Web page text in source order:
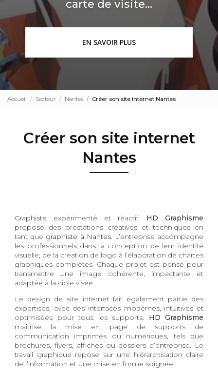
carte de visite...
EN SAVOIR PLUS
Accueil Secteur Nantes Créer son site internet Nantes
Créer son site internet
Nantes
Graphiste expérimenté et réactif, HD Graphisme
propose des prestations créatives et techniques en
tant que graphiste à Nantes. L’entreprise accompagne
les professionnels dans la conception de leur identité
visuelle, de la création de logo à l’élaboration de chartes
graphiques complètes. Chaque projet est pensé pour
transmettre une image cohérente, impactante et
adaptée à la cible visée.
Le design de site internet fait également partie des
expertises, avec des interfaces modernes, intuitives et
optimisées pour tous les supports. HD Graphisme
maîtrise la mise en page de supports de
communication imprimés ou numériques, tels que
brochures, flyers, affiches ou dossiers d’entreprise. Le
travail graphique repose sur une hiérarchisation claire
de l’information et une mise en forme soignée.